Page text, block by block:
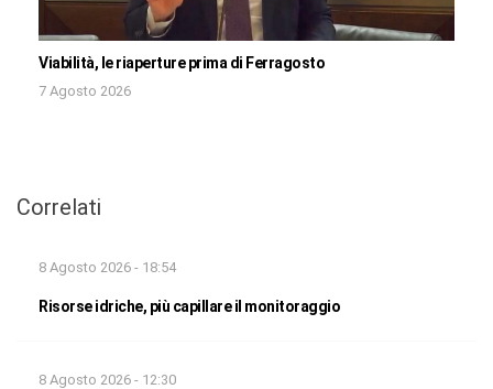
Viabilità, le riaperture prima di Ferragosto
7 Agosto 2026
Correlati
8 Agosto 2026 - 18:54
Risorse idriche, più capillare il monitoraggio
8 Agosto 2026 - 12:30